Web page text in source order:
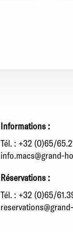
Informations :
Tél. : +32 (0)65/
info.macs@grand-
Réservations :
Tél. : +32 (0)65/